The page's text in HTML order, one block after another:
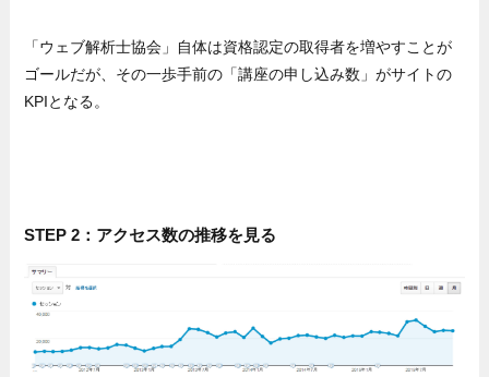
「ウェブ解析士協会」自体は資格認定の取得者を増やすことが
ゴールだが、その一歩手前の「講座の申し込み数」がサイトの
KPIとなる。
STEP 2：アクセス数の推移を見る